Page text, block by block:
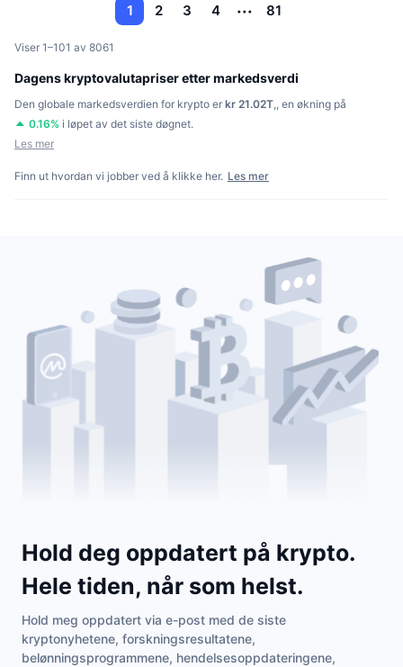
1 2 3 4 81
Viser 1–101 av 8061
Dagens kryptovalutapriser etter markedsverdi
Den globale markedsverdien for krypto er kr 21.02T en økning på
0.16% i løpet av det siste døgnet.
Les mer
Finn ut hvordan vi jobber ved å klikke her. Les mer
Hold deg oppdatert på krypto.
Hele tiden, når som helst.
Hold meg oppdatert via e-post med de siste
kryptonyhetene, forskningsresultatene,
belønningsprogrammene, hendelsesoppdateringene,